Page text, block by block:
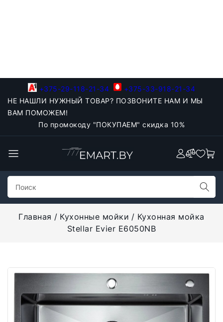
+375-29-118-21-34
+375-33-918-21-34
НЕ НАШЛИ НУЖНЫЙ ТОВАР? ПОЗВОНИТЕ НАМ И МЫ
ВАМ ПОМОЖЕМ!
По промокоду "ПОКУПАЕМ" скидка 10%
Главная Кухонные мойки
Кухонная мойка
Stellar Evier E6050NB